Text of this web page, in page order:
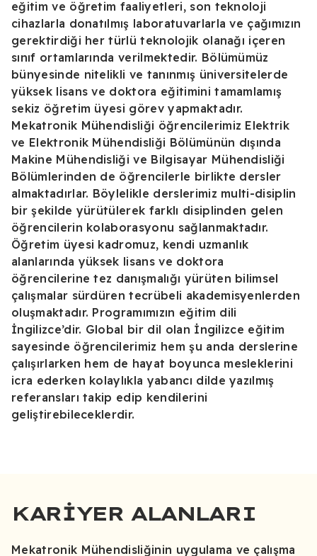
eğitim ve öğretim faaliyetleri, son teknoloji
cihazlarla donatılmış laboratuvarlarla ve çağımızın
gerektirdiği her türlü teknolojik olanağı içeren
sınıf ortamlarında verilmektedir. Bölümümüz
bünyesinde nitelikli ve tanınmış üniversitelerde
yüksek lisans ve doktora eğitimini tamamlamış
sekiz öğretim üyesi görev yapmaktadır.
Mekatronik Mühendisliği öğrencilerimiz Elektrik
ve Elektronik Mühendisliği Bölümünün dışında
Makine Mühendisliği ve Bilgisayar Mühendisliği
Bölümlerinden de öğrencilerle birlikte dersler
almaktadırlar. Böylelikle derslerimiz multi-disiplin
bir şekilde yürütülerek farklı disiplinden gelen
öğrencilerin kolaborasyonu sağlanmaktadır.
Öğretim üyesi kadromuz, kendi uzmanlık
alanlarında yüksek lisans ve doktora
öğrencilerine tez danışmalığı yürüten bilimsel
çalışmalar sürdüren tecrübeli akademisyenlerden
oluşmaktadır. Programımızın eğitim dili
İngilizce’dir. Global bir dil olan İngilizce eğitim
sayesinde öğrencilerimiz hem şu anda derslerine
çalışırlarken hem de hayat boyunca mesleklerini
icra ederken kolaylıkla yabancı dilde yazılmış
referansları takip edip kendilerini
geliştirebileceklerdir.
KARIYER ALANLARI
Mekatronik Mühendisliğinin uygulama ve çalışma